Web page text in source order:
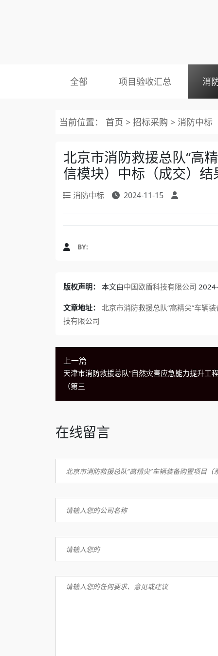
全部 项目验收汇总 消
当前位置： 首页 > 招标采购 > 消防中标
北京市消防救援总队“高
信模块）中标（成交）结
消防中标 2024-11-15
BY:
版权声明： 本文由中国欧盾科技有限公司
文章地址：
北京市消防救援总队“高精尖”车辆
技有限公司
上一篇
天津市消防救援总队“自然灾害应急能力提升工
（第三
在线留言